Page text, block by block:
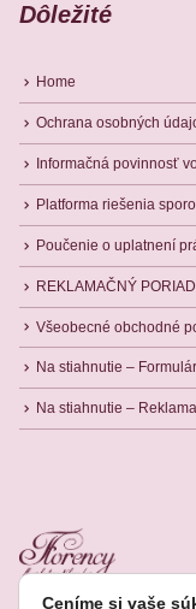
Dôležité
Home
Ochrana osobných
Informačná povinnosť
Platforma riešenia
Poučenie o uplatnení
REKLAMAČNÝ
Všeobecné obchodné
Na stiahnutie –
Na stiahnutie –
Ceníme si vaše